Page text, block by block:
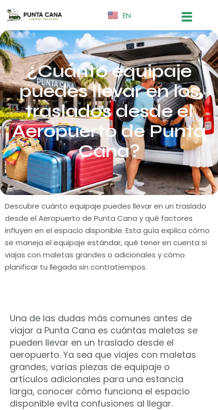
EN
¿Cuánto equipaje
puedes llevar en los
traslados desde el
Aeropuerto de Punta
Cana?
Descubre cuánto equipaje puedes llevar en un traslado
desde el Aeropuerto de Punta Cana y qué factores
influyen en el espacio disponible. Esta guía explica cómo
se maneja el equipaje estándar, qué tener en cuenta si
viajas con maletas grandes o adicionales y cómo
planificar tu llegada sin contratiempos.
Una de las dudas más comunes antes de
viajar a Punta Cana es cuántas maletas se
pueden llevar en un traslado desde el
aeropuerto. Ya sea que viajes con maletas
grandes, varias piezas de equipaje o
artículos adicionales para una estancia
larga, conocer cómo funciona el espacio
disponible evita confusiones al llegar.